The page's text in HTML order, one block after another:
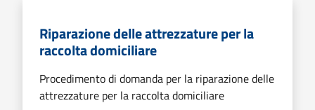
Riparazione delle attrezzature per la
raccolta domiciliare
Procedimento di domanda per la riparazione delle
attrezzature per la raccolta domiciliare